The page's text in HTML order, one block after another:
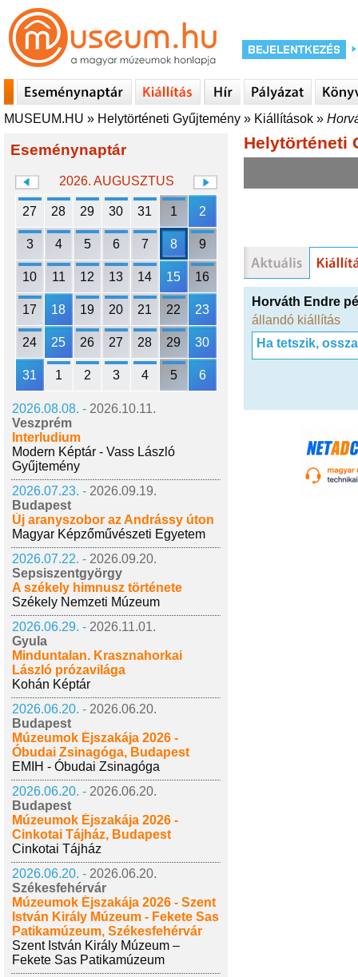
MUSEUM.HU » Helytörténeti Gyűjtemény » Kiállítások »
Eseménynaptár
2026. AUGUSZTUS
27 28 29 30 31 1 2
3 4 5 6 7 8 9
10 11 12 13 14 15 16
17 18 19 20 21 22 23
24 25 26 27 28 29 30
31 1 2 3 4 5 6
2026.08.08. - 2026.10.11.
Veszprém
Interludium
Modern Képtár - Vass László
Gyűjtemény
2026.07.23. - 2026.09.19.
Budapest
Új aranyszobor az Andrássy úton
Magyar Képzőművészeti Egyetem
2026.07.22. - 2026.09.20.
Sepsiszentgyörgy
A székely himnusz története
Székely Nemzeti Múzeum
2026.06.29. - 2026.11.01.
Gyula
Minduntalan. Krasznahorkai
László prózavilága
Kohán Képtár
2026.06.20. - 2026.06.20.
Budapest
Múzeumok Éjszakája 2026 -
Óbudai Zsinagóga, Budapest
EMIH - Óbudai Zsinagóga
2026.06.20. - 2026.06.20.
Budapest
Múzeumok Éjszakája 2026 -
Cinkotai Tájház, Budapest
Cinkotai Tájház
2026.06.20. - 2026.06.20.
Székesfehérvár
Múzeumok Éjszakája 2026 - Szent
István Király Múzeum - Fekete Sas
Patikamúzeum, Székesfehérvár
Szent István Király Múzeum –
Fekete Sas Patikamúzeum
Helytörténeti
Horváth Endre
állandó kiállítás
Ha tetszik,